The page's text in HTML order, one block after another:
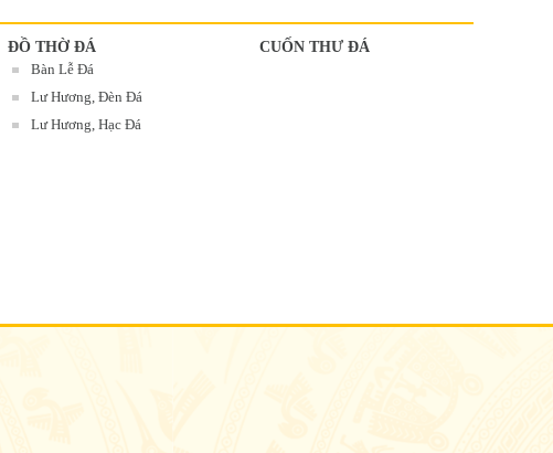
ĐỒ THỜ ĐÁ
Bàn Lễ Đá
Lư Hương, Đèn Đá
Lư Hương, Hạc Đá
CUỐN THƯ ĐÁ